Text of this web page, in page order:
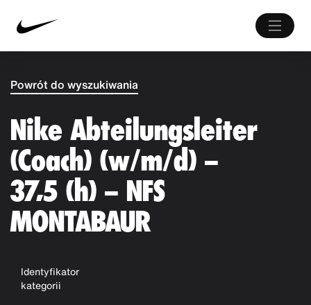
Powrót do wyszukiwania
Nike Abteilungsleiter
(Coach) (w/m/d) –
37,5 (h) – NFS
MONTABAUR
Identyfikator
kategorii